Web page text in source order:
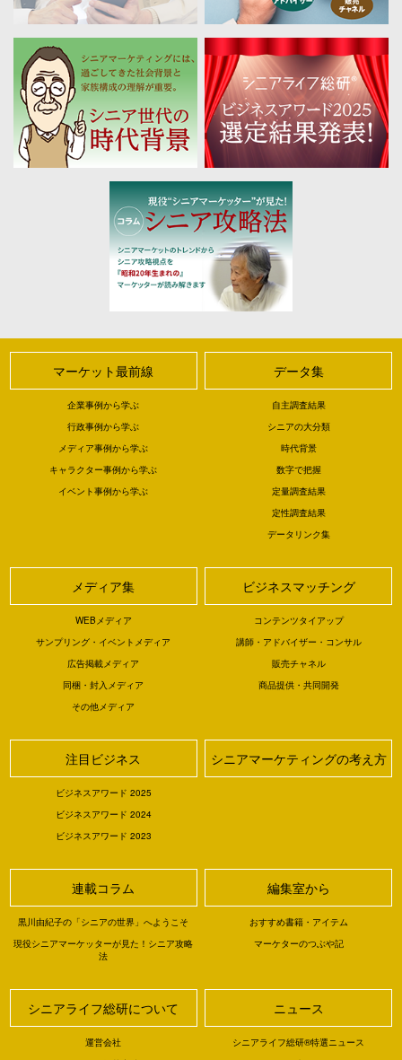
マーケット最前線
企業事例から学ぶ
行政事例から学ぶ
メディア事例から学ぶ
キャラクター事例から学ぶ
イベント事例から学ぶ
データ集
自主調査結果
シニアの大分類
時代背景
数字で把握
定量調査結果
定性調査結果
データリンク集
メディア集
WEBメディア
サンプリング・イベントメディア
広告掲載メディア
同梱・封入メディア
その他メディア
ビジネスマッチング
コンテンツタイアップ
講師・アドバイザー・コンサル
販売チャネル
商品提供・共同開発
注目ビジネス
ビジネスアワード 2025
ビジネスアワード 2024
ビジネスアワード 2023
シニアマーケティングの考え方
連載コラム
黒川由紀子の「シニアの世界」へようこそ
現役シニアマーケッターが見た！シニア攻略
法
編集室から
おすすめ書籍・アイテム
マーケターのつぶや記
シニアライフ総研について
運営会社
ニュース
シニアライフ総研®特選ニュース